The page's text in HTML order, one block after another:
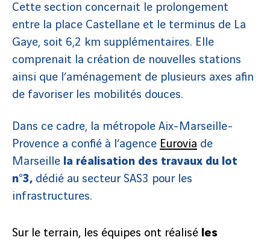
Cette section concernait le prolongement
entre la place Castellane et le terminus de La
Gaye, soit 6,2 km supplémentaires. Elle
comprenait la création de nouvelles stations
ainsi que l’aménagement de plusieurs axes afin
de favoriser les mobilités douces.
Dans ce cadre, la métropole Aix-Marseille-
Provence a confié à l’agence Eurovia de
Marseille la réalisation des travaux du lot
n°3, dédié au secteur SAS3 pour les
infrastructures.
Sur le terrain, les équipes ont réalisé les